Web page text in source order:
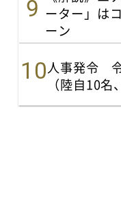
ーター」は
ーン
人事発令
（陸自10名